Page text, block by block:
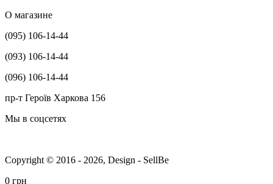
О магазине
(095) 106-14-44
(093) 106-14-44
(096) 106-14-44
пр-т Героїв Харкова 156
Мы в соцсетях
Copyright © 2016 - 2026, Design - SellBe
0 грн